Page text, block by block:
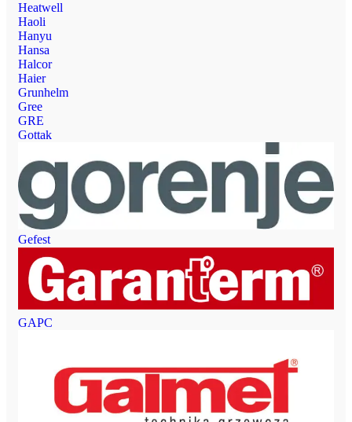
Heatwell
Haoli
Hanyu
Hansa
Halcor
Haier
Grunhelm
Gree
GRE
Gottak
Gefest
GAPC